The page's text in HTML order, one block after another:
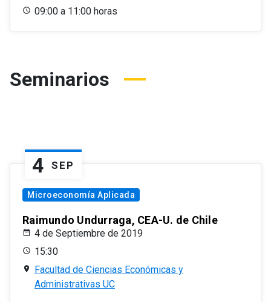
09:00 a 11:00 horas
Seminarios
4 SEP
Microeconomía Aplicada
Raimundo Undurraga, CEA-U. de Chile
4 de Septiembre de 2019
15:30
Facultad de Ciencias Económicas y
Administrativas UC